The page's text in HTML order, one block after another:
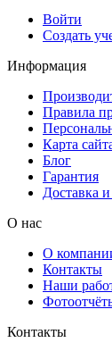
Войти
Создать
Информация
Правила
Карта
Блог
Гарантия
Доставка
О нас
О
Контакты
Наши
Контакты